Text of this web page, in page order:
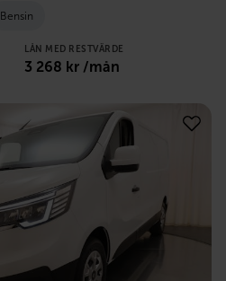
Bensin
LÅN MED RESTVÄRDE
3 268 kr /mån